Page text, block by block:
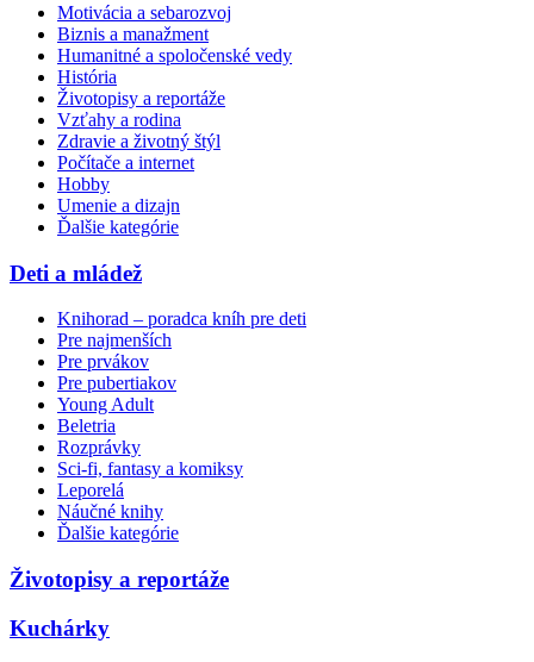
Motivácia a sebarozvoj
Biznis a manažment
Humanitné a spoločenské vedy
História
Životopisy a reportáže
Vzťahy a rodina
Zdravie a životný štýl
Počítače a internet
Hobby
Umenie a dizajn
Ďalšie kategórie
Deti a mládež
Knihorad – poradca kníh pre deti
Pre najmenších
Pre prvákov
Pre pubertiakov
Young Adult
Beletria
Rozprávky
Sci-fi, fantasy a komiksy
Leporelá
Náučné knihy
Ďalšie kategórie
Životopisy a reportáže
Kuchárky